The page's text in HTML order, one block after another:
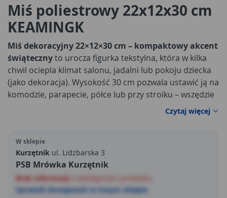
Miś poliestrowy 22x12x30 cm
KEAMINGK
Miś dekoracyjny 22×12×30 cm – kompaktowy akcent
świątecznyto urocza figurka tekstylna, która w kilka
chwil ociepla klimat salonu, jadalni lub pokoju dziecka
(jako dekoracja). Wysokość 30 cm pozwala ustawić ją na
komodzie, parapecie, półce lub przy stroiku – wszędzie
tam, gdzie brakuje niewielkiego, przytulnego akcentu.
Proporcje 22×12 cm zapewniają stabilną podstawę, a
świecami, lampkami LED i gałązkami iglastymi, tworząc
spójny kadr bez wrażenia przeładowania.
Czytaj więcej
W sklepie
Kurzętnik ul. Lidzbarska 3
PSB Mrówka Kurzętnik
Brak informacji
Sprawdź dostępność w innym sklepie